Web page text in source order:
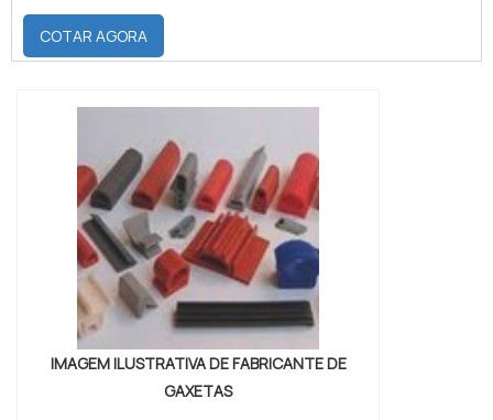
COTAR AGORA
IMAGEM ILUSTRATIVA DE FABRICANTE DE
GAXETAS